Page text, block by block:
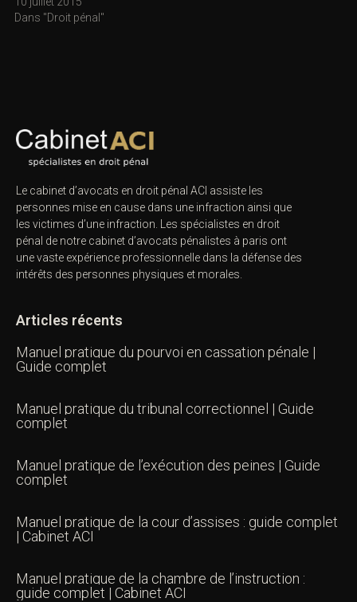
Dans "Droit pénal"
Le cabinet d’avocats en droit pénal ACI assiste les
personnes mise en cause dans une infraction ainsi que
les victimes d’une infraction. Les spécialistes en droit
pénal de notre cabinet d’avocats pénalistes à paris ont
une vaste expérience professionnelle dans la défense des
intérêts des personnes physiques et morales.
Articles récents
Manuel pratique du pourvoi en cassation pénale |
Guide complet
Manuel pratique du tribunal correctionnel | Guide
complet
Manuel pratique de l’exécution des peines | Guide
complet
Manuel pratique de la cour d’assises : guide complet
| Cabinet ACI
Manuel pratique de la chambre de l’instruction :
guide complet | Cabinet ACI